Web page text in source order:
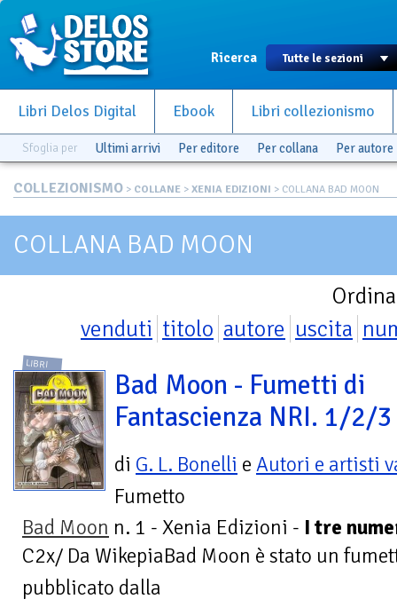
Ricerca
Libri Delos Digital Ebook Libri collezionismo
Sfoglia per Ultimi arrivi Per editore Per collana Per autore
COLLEZIONISMO > COLLANE > XENIA EDIZIONI > COLLANA BAD MOON
COLLANA BAD MOON
venduti titolo autore uscita
LIBRI
Bad Moon - Fumetti di
Fantascienza NRI. 1/2/3
di G. L. Bonelli e Autori e artisti
Fumetto
Bad Moon n. 1 - Xenia Edizioni - I tre
C2x/ Da WikepiaBad Moon è stato un
pubblicato dalla